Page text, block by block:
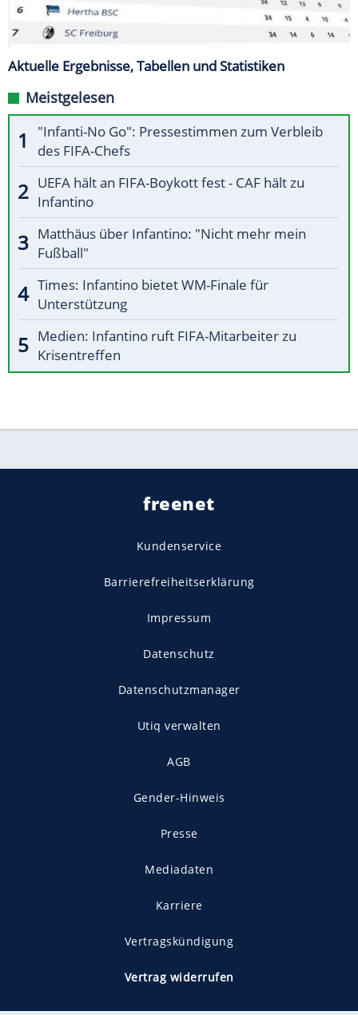
Aktuelle Ergebnisse, Tabellen und Statistiken
Meistgelesen
"Infanti-No Go": Pressestimmen zum Verbleib
des FIFA-Chefs
UEFA hält an FIFA-Boykott fest - CAF hält zu
Infantino
Matthäus über Infantino: "Nicht mehr mein
Fußball"
Times: Infantino bietet WM-Finale für
Unterstützung
Medien: Infantino ruft FIFA-Mitarbeiter zu
Krisentreffen
freenet
Kundenservice
Barrierefreiheitserklärung
Impressum
Datenschutz
Datenschutzmanager
Utiq verwalten
AGB
Gender-Hinweis
Presse
Mediadaten
Karriere
Vertragskündigung
Vertrag widerrufen